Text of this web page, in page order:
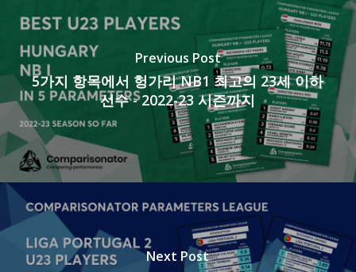
Previous Post
5가지 항목에서 헝가리 NB1 최고의 23세 이하
선수 - 2022-23 시즌까지
Next Post